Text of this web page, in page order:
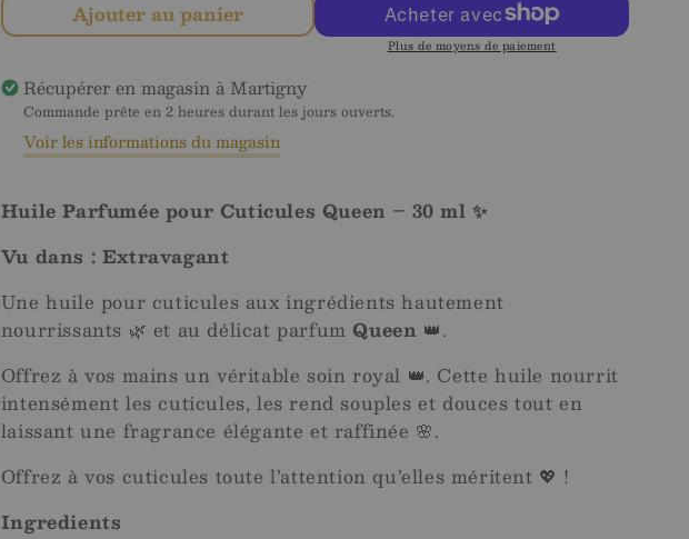
quantité
pour
Perfumed
Cuticle
-
quantité
pour
Perfumed
Cuticle
-
Ajouter au panier
Plus de moyens de paiement
Récupérer en magasin à Martigny
Commande prête en 2 heures durant les jours ouverts.
Voir les informations du magasin
Huile Parfumée pour Cuticules Queen – 30 ml ✨
Vu dans : Extravagant
Une huile pour cuticules aux ingrédients hautement
nourrissants 🌿 et au délicat parfum Queen 👑.
Offrez à vos mains un véritable soin royal 👑. Cette huile nourrit
intensément les cuticules, les rend souples et douces tout en
laissant une fragrance élégante et raffinée 🌸.
Offrez à vos cuticules toute l’attention qu’elles méritent 💖 !
Ingredients